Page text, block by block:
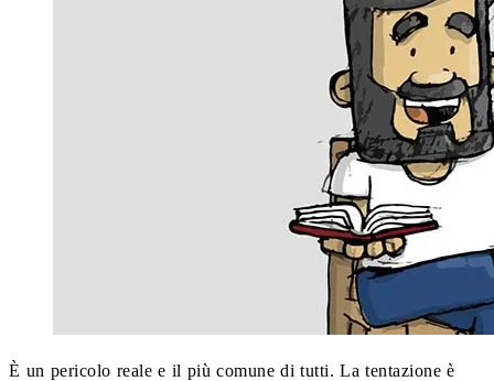
È un pericolo reale e il più comune di tutti. La tentazione è